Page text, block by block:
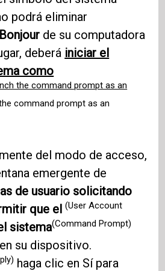
podrá eliminar
Bonjour de su computadora
deberá iniciar el
como
the command prompt as an
command prompt as an
del modo de acceso,
emergente de
de usuario solicitando
que el(User Account
sistema(Command Prompt)
su dispositivo.
haga clic en Sí para